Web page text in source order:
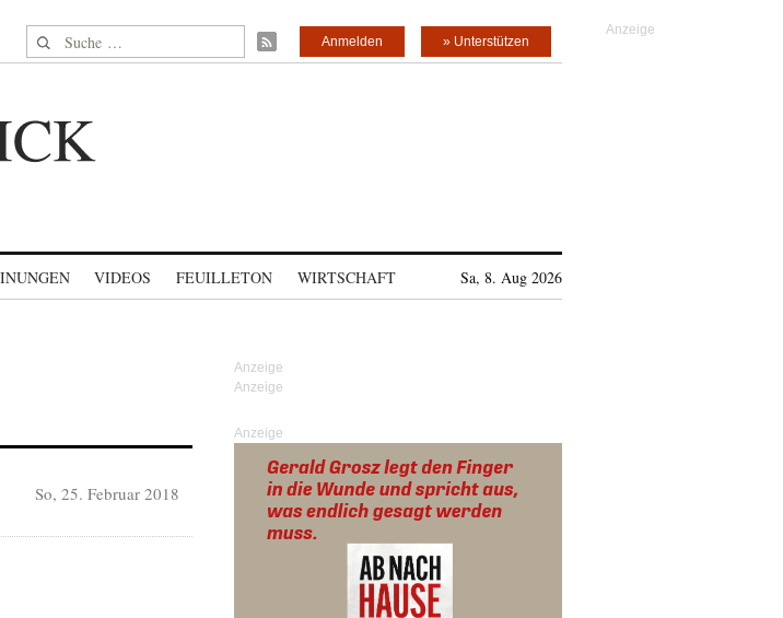
Suche nach: » Unterstützen
Anmelden
VIDEOS FEUILLETON WIRTSCHAFT Sa, 8. Aug 2026
So, 25. Februar 2018
Anzeige